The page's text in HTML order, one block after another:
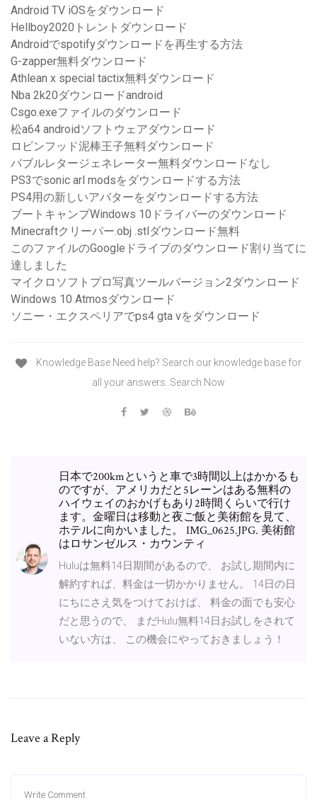
Android TV iOSをダウンロード
Hellboy2020トレントダウンロード
Androidでspotifyダウンロードを再生する方法
G-zapper無料ダウンロード
Athlean x special tactix無料ダウンロード
Nba 2k20ダウンロードandroid
Csgo.exeファイルのダウンロード
松a64 androidソフトウェアダウンロード
ロビンフッド泥棒王子無料ダウンロード
バブルレタージェネレーター無料ダウンロードなし
PS3でsonic arl modsをダウンロードする方法
PS4用の新しいアバターをダウンロードする方法
ブートキャンプWindows 10ドライバーのダウンロード
Minecraftクリーパー.obj .stlダウンロード無料
このファイルのGoogleドライブのダウンロード割り当てに
達しました
マイクロソフトプロ写真ツールバージョン2ダウンロード
Windows 10 Atmosダウンロード
ソニー・エクスペリアでps4 gta vをダウンロード
Knowledge Base Need help? Search our knowledge base for
all your answers. Search Now
日本で200kmというと車で3時間以上はかかるも
のですが、アメリカだと5レーンはある無料の
ハイウェイのおかげもあり2時間くらいで行け
ます。金曜日は移動と夜ご飯と美術館を見て、
ホテルに向かいました。 IMG_0625.JPG. 美術館
はロサンゼルス・カウンティ
Huluは無料14日期間があるので、 お試し期間内に
解約すれば、料金は一切かかりません。 14日の日
にちにさえ気をつけておけば、 料金の面でも安心
だと思うので、 まだHulu無料14日お試しをされて
いない方は、 この機会にやっておきましょう！
Leave a Reply